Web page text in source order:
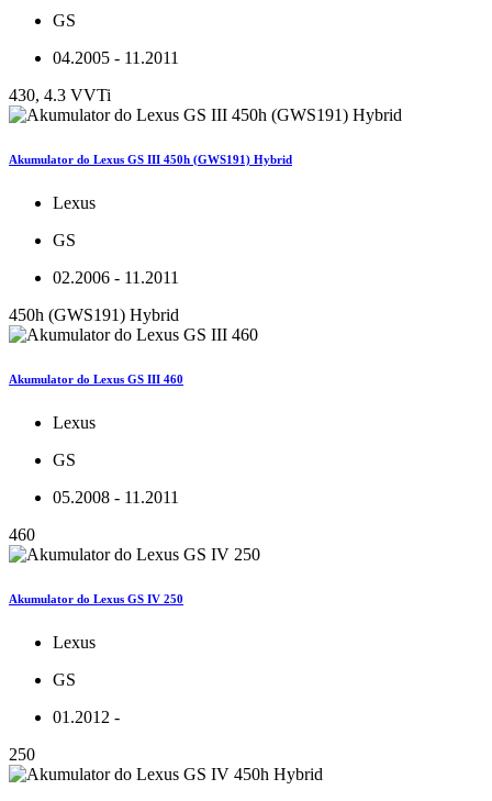
GS
04.2005 - 11.2011
430, 4.3 VVTi
Akumulator do Lexus GS III 450h (GWS191) Hybrid
Lexus
GS
02.2006 - 11.2011
450h (GWS191) Hybrid
Akumulator do Lexus GS III 460
Lexus
GS
05.2008 - 11.2011
460
Akumulator do Lexus GS IV 250
Lexus
GS
01.2012 -
250